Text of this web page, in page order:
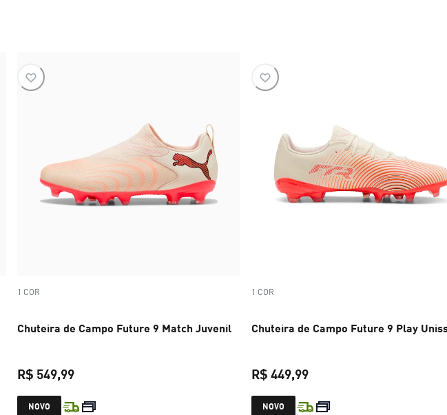
1 COR
Chuteira de Campo Future 9 Match Juvenil
R$ 549,99
preço atual R$ 549,99
NOVO
1 COR
Chuteira de Campo Future 9 Play
R$ 449,99
preço atual R$ 449,99
NOVO